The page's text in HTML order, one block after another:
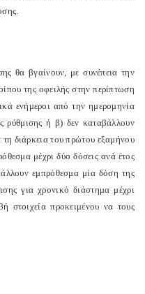
θα βγαίνουν, με συνέπεια την
της οφειλής στην περίπτωση
ενήμεροι από την ημερομηνία
ρύθμισης ή β) δεν καταβάλλουν
διάρκεια του πρώτου εξαμήνου
μέχρι δύο δόσεις ανά έτος
εμπρόθεσμα μία δόση της
για χρονικό διάστημα μέχρι
στοιχεία προκειμένου να τους